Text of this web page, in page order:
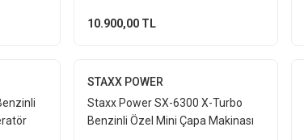
İşleme 19Kg
10.900,00 TL
STAXX POWER
Staxx Power SX-6300 X-Turbo
Benzinli Özel Mini Çapa Makinası